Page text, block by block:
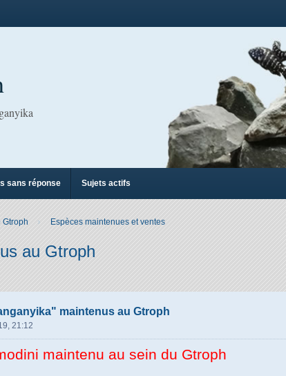
sans réponse Sujets actifs
Gtroph Espèces maintenues et ventes
au Gtroph
maintenus au Gtroph
21:12
maintenu au sein du Gtroph